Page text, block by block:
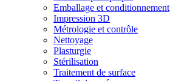
Emballage et conditionnement
Impression 3D
Métrologie et contrôle
Nettoyage
Plasturgie
Stérilisation
Traitement de surface